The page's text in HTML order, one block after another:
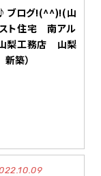
ブログ!(^^)!(山
ト住宅 南アル
梨工務店 山梨
新築）